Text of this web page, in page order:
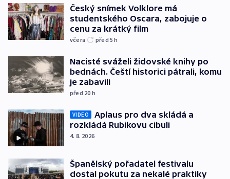
Český snímek Volklore má
studentského Oscara, zabojuje o
cenu za krátký film
včera před 5h
Nacisté sváželi židovské knihy po
bednách. Čeští historici pátrali, komu
je zabavili
před 20 h
VIDEO
Aplaus pro dva skládá a
rozkládá Rubikovu cibuli
4. 8. 2026
Španělský pořadatel festivalu
dostal pokutu za nekalé praktiky